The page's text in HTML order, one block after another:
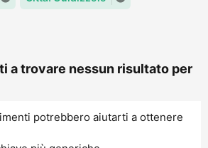
a trovare nessun risultato per
potrebbero aiutarti a ottenere